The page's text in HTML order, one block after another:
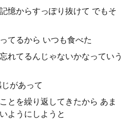
憶からすっぽり抜けて でもそ
てるから いつも食べた
れてるんじゃないかなっていう
があって
とを繰り返してきたから あま
ようにしようと